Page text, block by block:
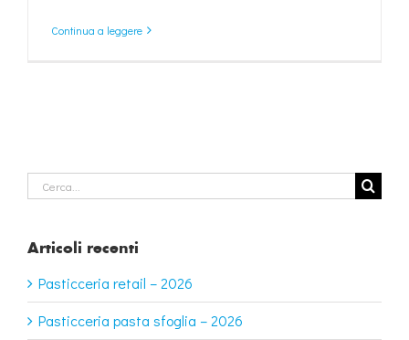
Continua a leggere
Cerca
per:
Articoli recenti
Pasticceria retail – 2026
Pasticceria pasta sfoglia – 2026